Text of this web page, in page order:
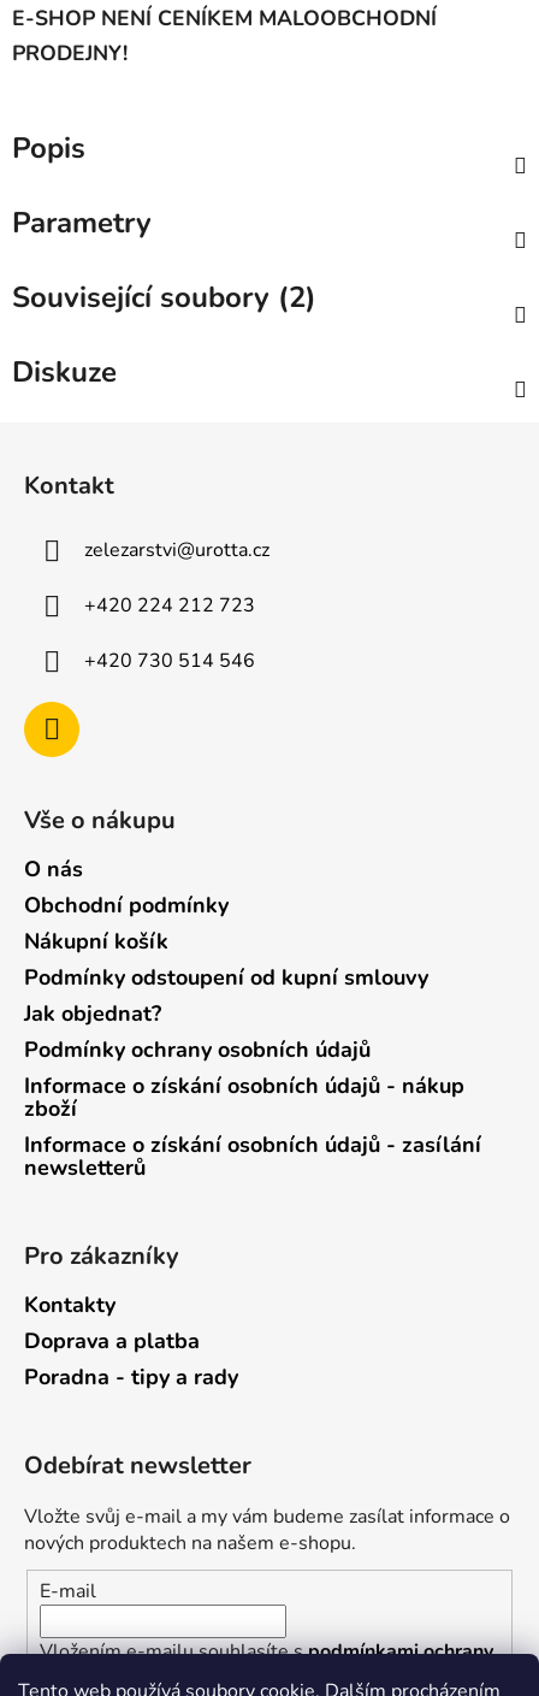
E-SHOP NENÍ CENÍKEM MALOOBCHODNÍ
PRODEJNY!
Popis
Parametry
Související soubory (2)
Diskuze
Kontakt
zelezarstvi@urotta.cz
+420 224 212 723
+420 730 514 546
Vše o nákupu
O nás
Obchodní podmínky
Nákupní košík
Podmínky odstoupení od kupní smlouvy
Jak objednat?
Podmínky ochrany osobních údajů
Informace o získání osobních údajů - nákup
zboží
Informace o získání osobních údajů - zasílání
newsletterů
Pro zákazníky
Kontakty
Doprava a platba
Poradna - tipy a rady
Odebírat newsletter
Vložte svůj e-mail a my vám budeme zasílat informace o
nových produktech na našem e-shopu.
E-mail
Vložením e-mailu souhlasíte spodmínkami ochrany
osobních údajů